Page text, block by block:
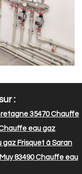
:
35470Chauffe
eau gaz
Frisquet à Saran
83490Chauffe eau